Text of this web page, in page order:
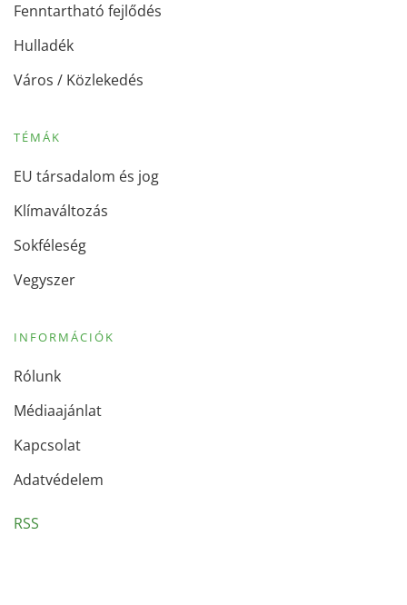
Fenntartható fejlődés
Hulladék
Város / Közlekedés
TÉMÁK
EU társadalom és jog
Klímaváltozás
Sokféleség
Vegyszer
INFORMÁCIÓK
Rólunk
Médiaajánlat
Kapcsolat
Adatvédelem
RSS